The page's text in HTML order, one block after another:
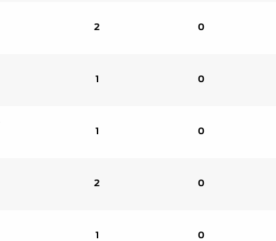
2 0
1 0
1 0
2 0
1 0